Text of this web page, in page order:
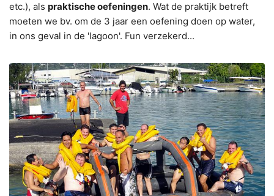
etc.), als praktische oefeningen. Wat de praktijk betreft
moeten we bv. om de 3 jaar een oefening doen op water,
in ons geval in de 'lagoon'. Fun verzekerd...